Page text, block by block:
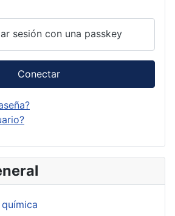
sesión con una passkey
Conectar